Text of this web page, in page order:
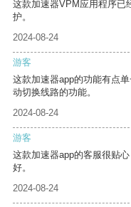
这款加速器VPM应用程序已
护。
2024-08-24
游客
这款加速器app的功能有点
动切换线路的功能。
2024-08-24
游客
这款加速器app的客服很贴
好。
2024-08-24